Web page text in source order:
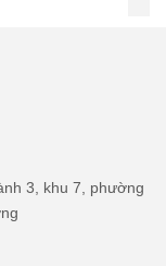
3, khu 7, phường